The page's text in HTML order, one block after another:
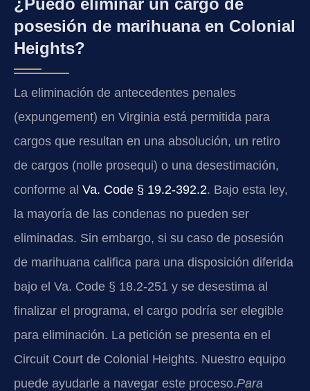
posesión de marihuana en Colonial
Heights?
La eliminación de antecedentes penales
(expungement) en Virginia está permitida para
cargos que resultan en una absolución, un retiro
de cargos (nolle prosequi) o una desestimación,
conforme al Va. Code § 19.2-392.2. Bajo esta ley,
la mayoría de las condenas no pueden ser
eliminadas. Sin embargo, si su caso de posesión
de marihuana califica para una disposición diferida
bajo el Va. Code § 18.2-251 y se desestima al
finalizar el programa, el cargo podría ser elegible
para eliminación. La petición se presenta en el
Circuit Court de Colonial Heights. Nuestro equipo
puede ayudarle a navegar este proceso.Para